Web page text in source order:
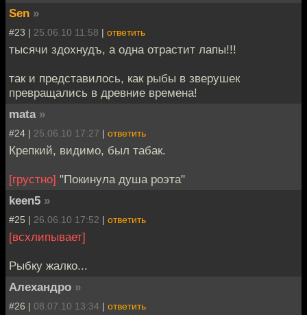
Sen »
#23 | 25.06.10 11:58 | ответить
тысячи здохнудъ, а одна отрастит лапы!!!
так и представилось, как рыбы в зверушек
превращались в древние времена!
mata »
#24 | 25.06.10 17:27 | ответить
Крепкий, видимо, был табак.
[грустно] "Покинула душа роэта"
keen5 »
#25 | 26.06.10 17:52 | ответить
[всхлипывает]
Рыбку жалко...
Алехандро »
#26 | 08.07.10 13:34 | ответить